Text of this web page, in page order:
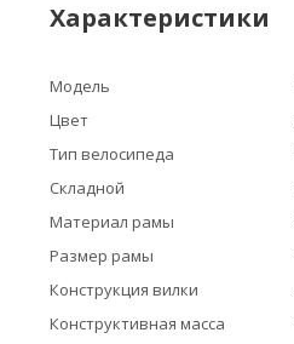
Характеристики
Модель
Цвет
Тип велосипеда
Складной
Материал рамы
Размер рамы
Конструкция вилки
Конструктивная масса